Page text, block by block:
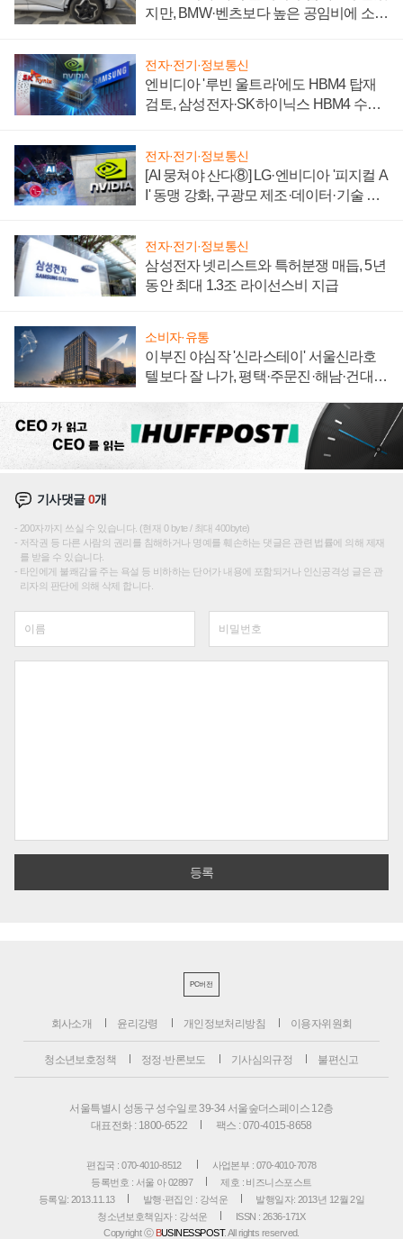
지만, BMW·벤츠보다 높은 공임비에 소비
전자·전기·정보통신
엔비디아 '루빈 울트라'에도 HBM4 탑재
검토, 삼성전자·SK하이닉스 HBM4 수율
전자·전기·정보통신
[AI 뭉쳐야 산다⑧] LG·엔비디아 '피지컬 A
I' 동맹 강화, 구광모 제조·데이터·기술 결
전자·전기·정보통신
삼성전자 넷리스트와 특허분쟁 매듭, 5년
동안 최대 1.3조 라이선스비 지급
소비자·유통
이부진 야심작 '신라스테이' 서울신라호
텔보다 잘 나가, 평택·주문진·해남·건대로
기사댓글0개
200자까지 쓰실 수 있습니다. (현재 0 byte / 최대 400byte)
저작권 등 다른 사람의 권리를 침해하거나 명예를 훼손하는 댓글은 관련 법률에 의해 제재
를 받을 수 있습니다.
타인에게 불쾌감을 주는 욕설 등 비하하는 단어가 내용에 포함되거나 인신공격성 글은 관
리자의 판단에 의해 삭제 합니다.
PC버전
회사소개 윤리강령 개인정보처리방침 이용자위원회
청소년보호정책 정정·반론보도 기사심의규정 불편신고
서울특별시 성동구 성수일로 39-34 서울숲더스페이스 12층
대표전화 : 1800-6522
팩스 : 070-4015-8658
편집국 : 070-4010-8512
사업본부 : 070-4010-7078
등록번호 : 서울 아 02897
제호 : 비즈니스포스트
등록일: 2013.11.13
발행·편집인 : 강석운
발행일자: 2013년 12월 2일
청소년보호책임자 : 강석운
ISSN : 2636-171X
Copyright ⓒ BUSINESSPOST. All rights reserved.